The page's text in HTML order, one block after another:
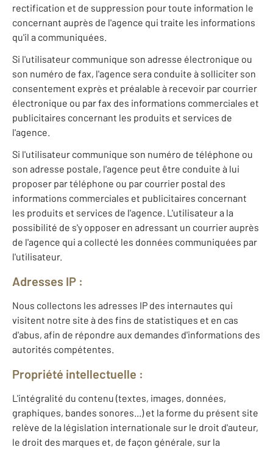
rectification et de suppression pour toute information le
concernant auprès de l'agence qui traite les informations
qu'il a communiquées.
Si l'utilisateur communique son adresse électronique ou
son numéro de fax, l'agence sera conduite à solliciter son
consentement exprès et préalable à recevoir par courrier
électronique ou par fax des informations commerciales et
publicitaires concernant les produits et services de
l'agence.
Si l'utilisateur communique son numéro de téléphone ou
son adresse postale, l'agence peut être conduite à lui
proposer par téléphone ou par courrier postal des
informations commerciales et publicitaires concernant
les produits et services de l'agence. L'utilisateur a la
possibilité de s'y opposer en adressant un courrier auprès
de l'agence qui a collecté les données communiquées par
l'utilisateur.
Adresses IP :
Nous collectons les adresses IP des internautes qui
visitent notre site à des fins de statistiques et en cas
d'abus, afin de répondre aux demandes d'informations des
autorités compétentes.
Propriété intellectuelle :
L'intégralité du contenu (textes, images, données,
graphiques, bandes sonores...) et la forme du présent site
relève de la législation internationale sur le droit d'auteur,
le droit des marques et, de façon générale, sur la